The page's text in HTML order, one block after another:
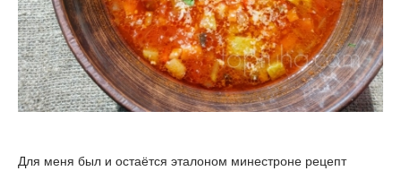
Для меня был и остаётся эталоном минестроне рецепт